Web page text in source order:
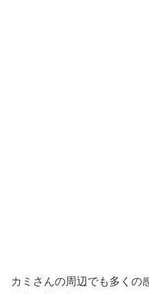
カミさんの周辺でも多くの